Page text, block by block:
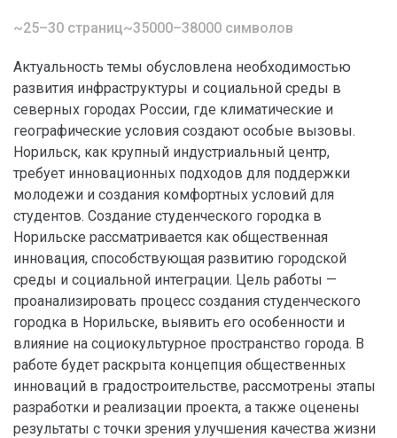
~25–30 страниц~35000–38000 символов
Актуальность темы обусловлена необходимостью
развития инфраструктуры и социальной среды в
северных городах России, где климатические и
географические условия создают особые вызовы.
Норильск, как крупный индустриальный центр,
требует инновационных подходов для поддержки
молодежи и создания комфортных условий для
студентов. Создание студенческого городка в
Норильске рассматривается как общественная
инновация, способствующая развитию городской
среды и социальной интеграции. Цель работы —
проанализировать процесс создания студенческого
городка в Норильске, выявить его особенности и
влияние на социокультурное пространство города. В
работе будет раскрыта концепция общественных
инноваций в градостроительстве, рассмотрены этапы
разработки и реализации проекта, а также оценены
результаты с точки зрения улучшения качества жизни